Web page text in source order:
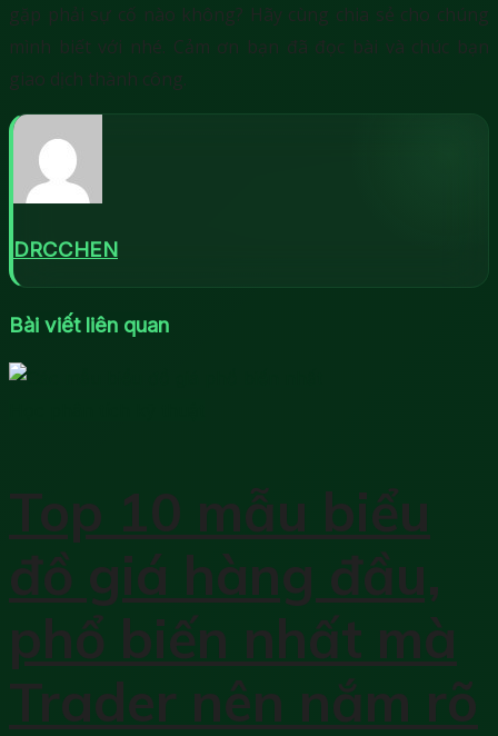
gặp phải sự cố nào không? Hãy cùng chia sẻ cho chúng
mình biết với nhé. Cảm ơn bạn đã đọc bài và chúc bạn
giao dịch thành công.
DRCCHEN
Bài viết liên quan
Top 10 mẫu biểu
đồ giá hàng đầu,
phổ biến nhất mà
Trader nên nắm rõ